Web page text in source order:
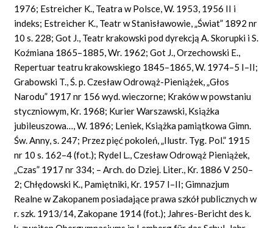
1976; Estreicher K., Teatra w Polsce, W. 1953, 1956 II i
indeks; Estreicher K., Teatr w Stanisławowie, „Świat” 1892 nr
10 s. 228; Got J., Teatr krakowski pod dyrekcją A. Skorupki i S.
Koźmiana 1865–1885, Wr. 1962; Got J., Orzechowski E.,
Repertuar teatru krakowskiego 1845–1865, W. 1974–5 I–II;
Grabowski T., Ś. p. Czesław Odrowąż-Pieniążek, „Głos
Narodu” 1917 nr 156 wyd. wieczorne; Kraków w powstaniu
styczniowym, Kr. 1968; Kurier Warszawski, Książka
jubileuszowa…, W. 1896; Leniek, Książka pamiątkowa Gimn.
Św. Anny, s. 247; Przez pięć pokoleń, „Ilustr. Tyg. Pol.” 1915
nr 10 s. 162–4 (fot.); Rydel L., Czesław Odrowąż Pieniążek,
„Czas” 1917 nr 334; – Arch. do Dziej. Liter., Kr. 1886 V 250–
2; Chłędowski K., Pamiętniki, Kr. 1957 I–II; Gimnazjum
Realne w Zakopanem posiadające prawa szkół publicznych w
r. szk. 1913/14, Zakopane 1914 (fot.); Jahres-Bericht des k.